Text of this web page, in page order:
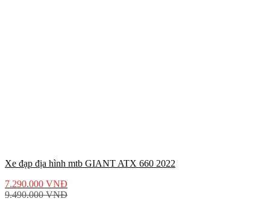
Xe đạp địa hình mtb GIANT ATX 660 2022
7.290.000 VNĐ
9.490.000VNĐ